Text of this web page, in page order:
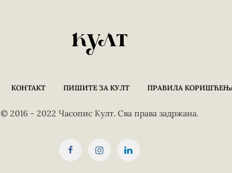
КОНТАКТ ПИШИТЕ ЗА КУЛТ ПРАВИЛА
© 2016 - 2022 Часопис Култ. Сва права задржана.